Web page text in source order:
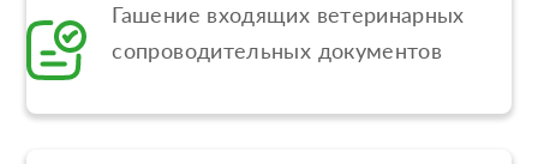
Гашение входящих ветеринарных
сопроводительных документов